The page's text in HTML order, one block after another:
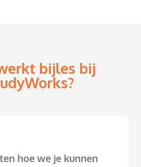
bijles bij
hoe we je kunnen